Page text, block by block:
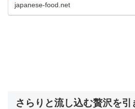
japanese-food.net
さらりと流し込む贅沢を